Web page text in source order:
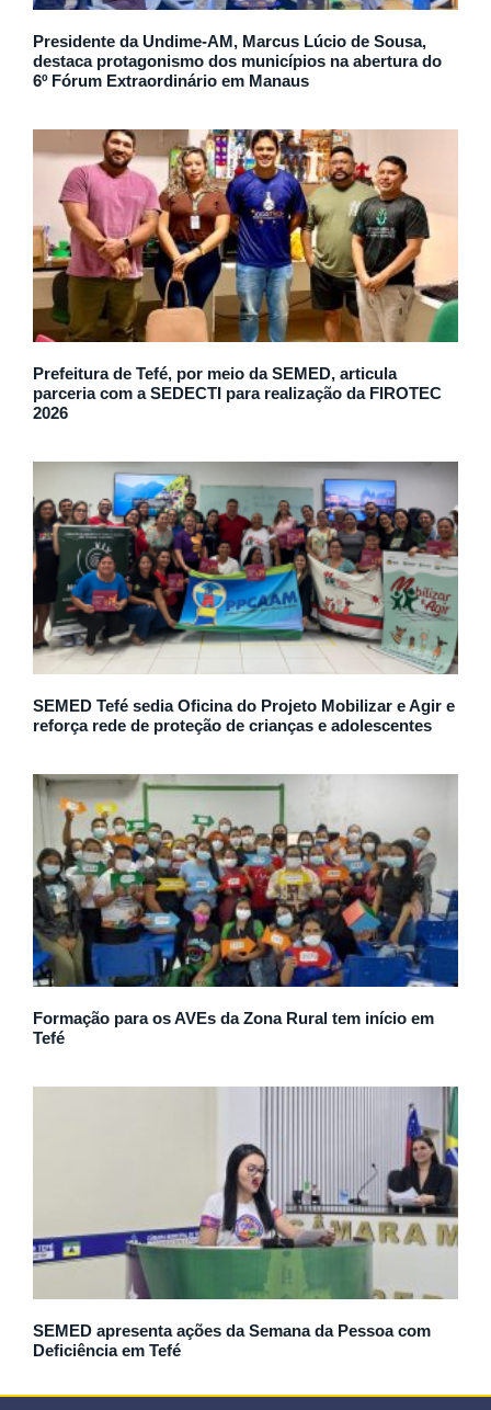
Presidente da Undime-AM, Marcus Lúcio de Sousa,
destaca protagonismo dos municípios na abertura do
6º Fórum Extraordinário em Manaus
Prefeitura de Tefé, por meio da SEMED, articula
parceria com a SEDECTI para realização da FIROTEC
2026
SEMED Tefé sedia Oficina do Projeto Mobilizar e Agir e
reforça rede de proteção de crianças e adolescentes
Formação para os AVEs da Zona Rural tem início em
Tefé
SEMED apresenta ações da Semana da Pessoa com
Deficiência em Tefé